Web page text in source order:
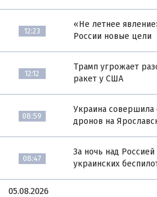
12:23
«Не летнее
России новые цели
12:12
Трамп угрожает
ракет у США
08:59
Украина совершила
дронов на
08:47
За ночь над
украинских
05.08.2026